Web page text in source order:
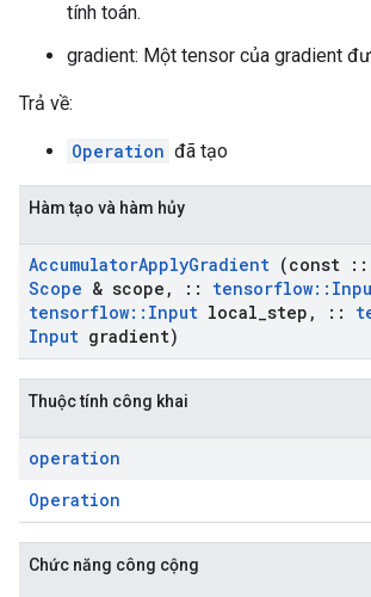
tính toán.
gradient: Một tensor của gradient
Trả về:
Operation đã tạo
Hàm tạo và hàm hủy
AccumulatorApplyGradient (const ::
Scope & scope , :: tensorflow::
tensorflow:: Input local step , ::
Input gradient)
Thuộc tính công khai
operation
Operation
Chức năng công cộng